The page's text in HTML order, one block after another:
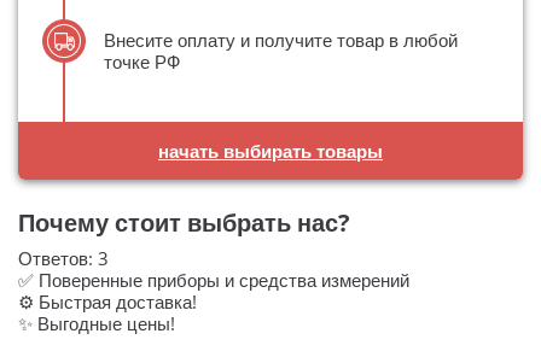
Внесите оплату и получите товар в любой
точке РФ
начать выбирать товары
Почему стоит выбрать нас?
Ответов: 3
✅ Поверенные приборы и средства измерений
⚙️ Быстрая доставка!
✨ Выгодные цены!